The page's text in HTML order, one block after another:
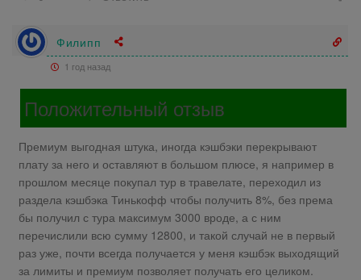
Филипп
1 год назад
Положительный отзыв
Премиум выгодная штука, иногда кэшбэки перекрывают
плату за него и оставляют в большом плюсе, я например в
прошлом месяце покупал тур в травелате, переходил из
раздела кэшбэка Тинькофф чтобы получить 8%, без према
бы получил с тура максимум 3000 вроде, а с ним
перечислили всю сумму 12800, и такой случай не в первый
раз уже, почти всегда получается у меня кэшбэк выходящий
за лимиты и премиум позволяет получать его целиком.